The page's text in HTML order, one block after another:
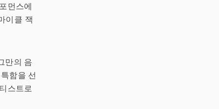
먼스에
이클 잭
만의 음
함을 선
스트로